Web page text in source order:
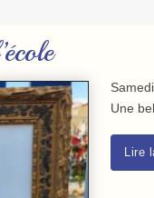
Une
Lire